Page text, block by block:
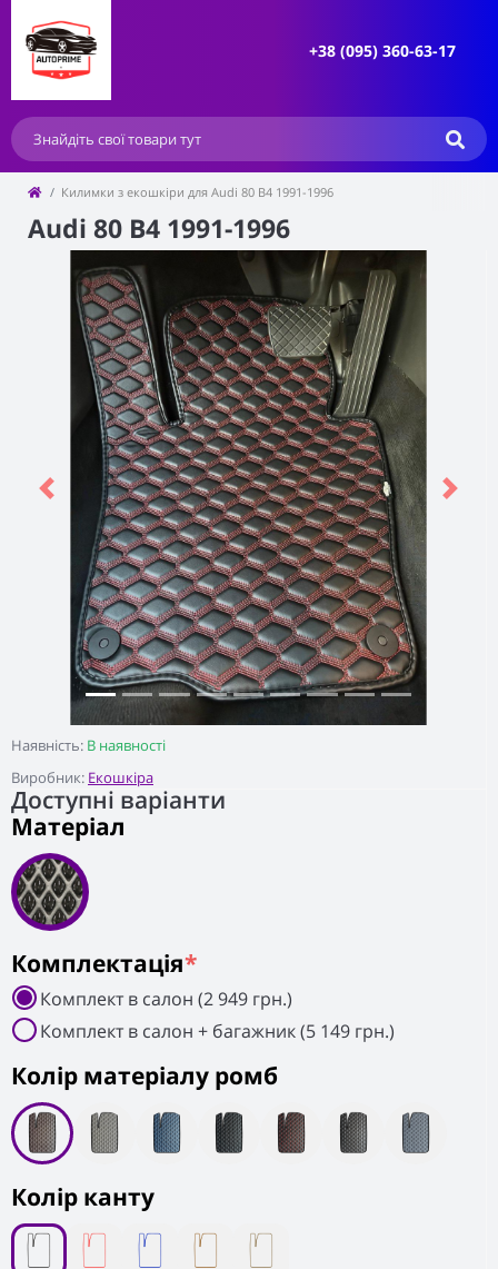
+38 (095) 360-63-17
Килимки з екошкіри для Audi 80 B4 1991-1996
Audi 80 B4 1991-1996
Наявність: В наявності
Виробник: Екошкіра
Previous Next
Доступні варіанти
Матеріал
Колiр матеріалу ромб
Колір канту
Комплектація*
Комплект в салон (2 949 грн.)
Комплект в салон + багажник (5 149 грн.)